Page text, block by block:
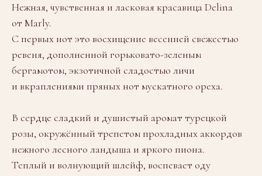
Нежная, чувственная и ласковая красавица Delina
от Marly.
С первых нот это восхищение весенней свежестью
ревеня, дополненной горьковато-зеленым
бергамотом, экзотичной сладостью личи
и вкраплениями пряных нот мускатного ореха.
В сердце сладкий и душистый аромат турецкой
розы, окружённый трепетом прохладных аккордов
нежного лесного ландыша и яркого пиона.
Теплый и волнующий шлейф, воспевает оду